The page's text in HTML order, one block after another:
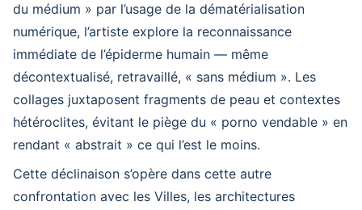
du médium » par l’usage de la dématérialisation
numérique, l’artiste explore la reconnaissance
immédiate de l’épiderme humain — même
décontextualisé, retravaillé, « sans médium ». Les
collages juxtaposent fragments de peau et contextes
hétéroclites, évitant le piège du « porno vendable » en
rendant « abstrait » ce qui l’est le moins.
Cette déclinaison s’opère dans cette autre
confrontation avec les Villes, les architectures